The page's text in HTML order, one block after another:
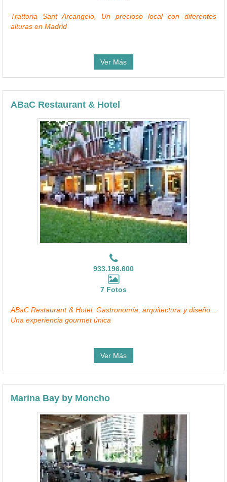
Trattoria Sant Arcangelo, Un precioso local con diferentes
alturas en Madrid
Ver Más
ABaC Restaurant & Hotel
933.196.600
7 Fotos
ABaC Restaurant & Hotel, Gastronomía, arquitectura y diseño...
Una experiencia gourmet única
Ver Más
Marina Bay by Moncho